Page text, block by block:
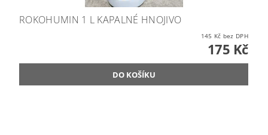
ROKOHUMIN 1 L KAPALNÉ HNOJIVO
145 Kč bez DPH
175 Kč